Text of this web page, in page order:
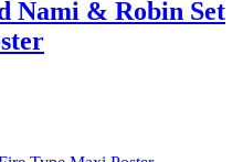
Nami & Robin Set